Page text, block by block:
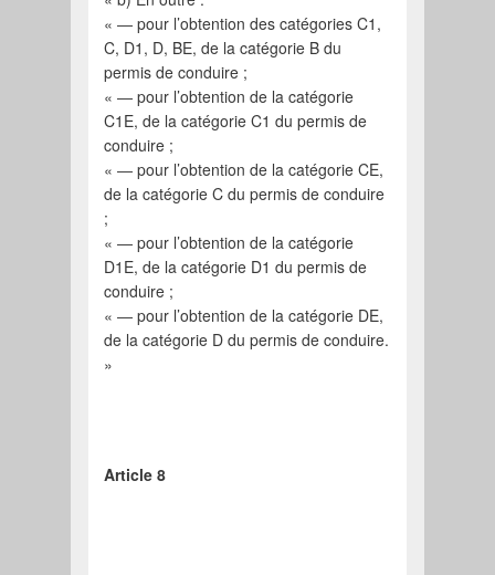
« ― pour l’obtention des catégories C1,
C, D1, D, BE, de la catégorie B du
permis de conduire ;
« ― pour l’obtention de la catégorie
C1E, de la catégorie C1 du permis de
conduire ;
« ― pour l’obtention de la catégorie CE,
de la catégorie C du permis de conduire
;
« ― pour l’obtention de la catégorie
D1E, de la catégorie D1 du permis de
conduire ;
« ― pour l’obtention de la catégorie DE,
de la catégorie D du permis de conduire.
»
Article 8